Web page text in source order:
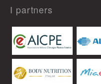
I partners